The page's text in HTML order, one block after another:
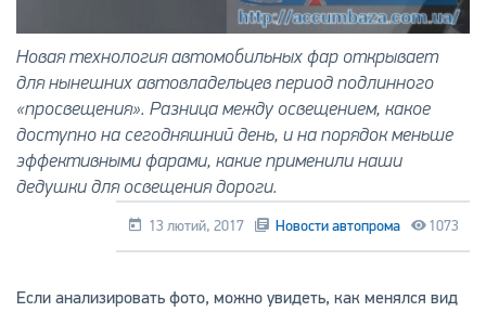
Новая технология автомобильных фар открывает
для нынешних автовладельцев период подлинного
«просвещения». Разница между освещением, какое
доступно на сегодняшний день, и на порядок меньше
эффективными фарами, какие применили наши
дедушки для освещения дороги.
13 лютий, 2017 Новости автопрома 1073
Если анализировать фото, можно увидеть, как менялся вид